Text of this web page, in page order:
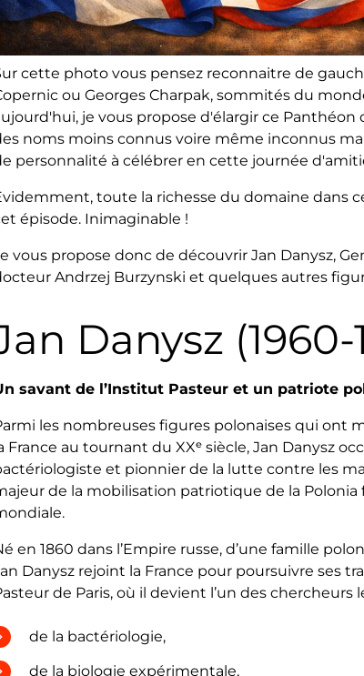
cette photo vous pensez reconnaitre de
ou Georges Charpak, sommités du
je vous propose d'élargir ce
noms moins connus voire même inconnus
personnalité à célébrer en cette journée
toute la richesse du domaine dans
épisode. Inimaginable !
vous propose donc de découvrir Jan Danysz,
Andrzej Burzynski et quelques autres
Danysz (1960-
savant de l’Institut Pasteur et un patriote
les nombreuses figures polonaises qui ont
France au tournant du XXᵉ siècle, Jan Danysz
et pionnier de la lutte contre les
de la mobilisation patriotique de la Polonia
en 1860 dans l’Empire russe, d’une famille
Danysz rejoint la France pour poursuivre ses
de Paris, où il devient l’un des chercheurs
de la bactériologie,
de la biologie expérimentale,